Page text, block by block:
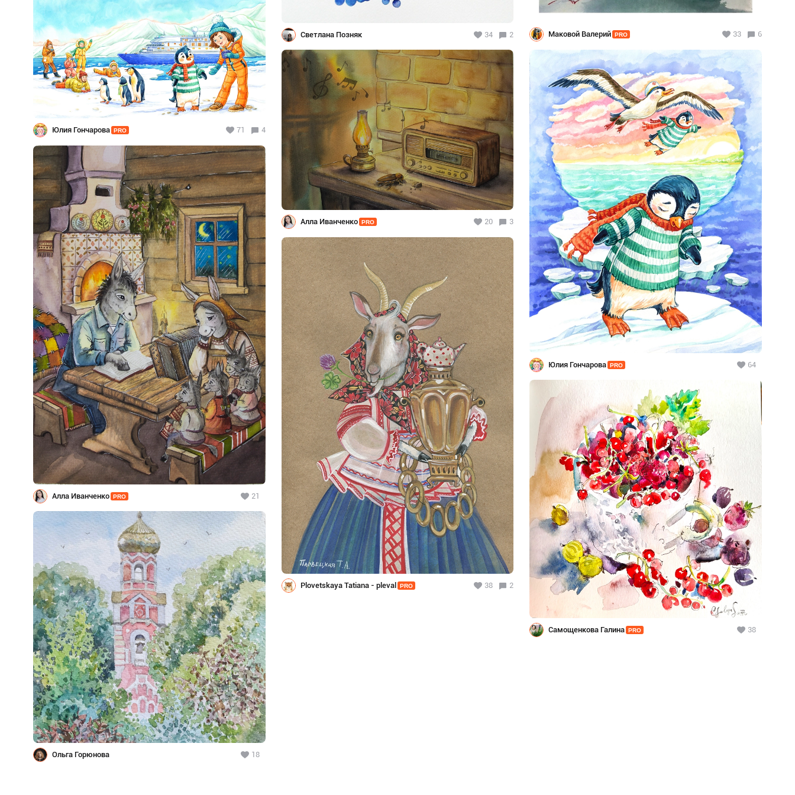
Маковой Валерий PRO 33 6
Светлана Позняк 34 2
Юлия Гончарова PRO 71 4
Юлия Гончарова PRO 64
Алла Иванченко PRO 20 3
Алла Иванченко PRO 21
Plovetskaya Tatiana - pleval PRO 38 2
Самощенкова Галина PRO 38
Ольга Горюнова 18